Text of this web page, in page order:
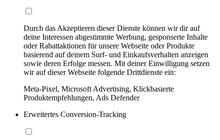
Durch das Akzeptieren dieser Dienste können wir dir auf
deine Interessen abgestimmte Werbung, gesponserte Inhalte
oder Rabattaktionen für unsere Webseite oder Produkte
basierend auf deinem Surf- und Einkaufsverhalten anzeigen
sowie deren Erfolge messen. Mit deiner Einwilligung setzen
wir auf dieser Webseite folgende Drittdienste ein:
Meta-Pixel, Microsoft Advertising, Klickbasierte
Produktempfehlungen, Ads Defender
Erweitertes Conversion-Tracking